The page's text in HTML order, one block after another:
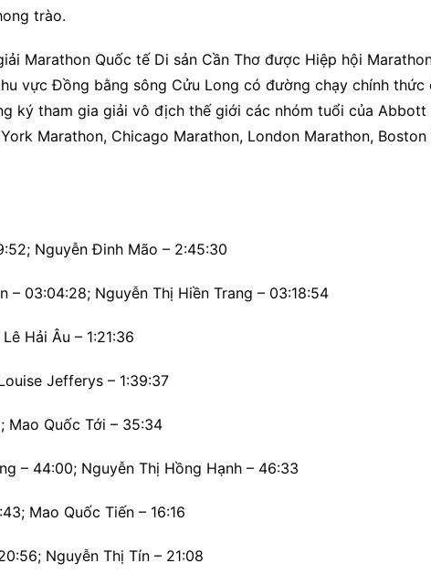
trào.
Marathon Quốc tế Di sản Cần Thơ được Hiệp hội
vực Đồng bằng sông Cửu Long có đường chạy chính thức
ký tham gia giải vô địch thế giới các nhóm tuổi của Abbott
Marathon, Chicago Marathon, London Marathon,
Nguyễn Đinh Mão – 2:45:30
– 03:04:28; Nguyễn Thị Hiền Trang – 03:18:54
Hải Âu – 1:21:36
Jefferys – 1:39:37
Mao Quốc Tới – 35:34
– 44:00; Nguyễn Thị Hồng Hạnh – 46:33
Mao Quốc Tiến – 16:16
Nguyễn Thị Tín – 21:08